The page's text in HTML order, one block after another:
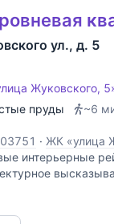
ул., д. 5
Жуковского,
пруды
~6
· ЖК «улица
интерьерные